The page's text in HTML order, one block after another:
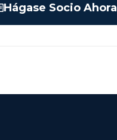
Hágase Socio Ahora